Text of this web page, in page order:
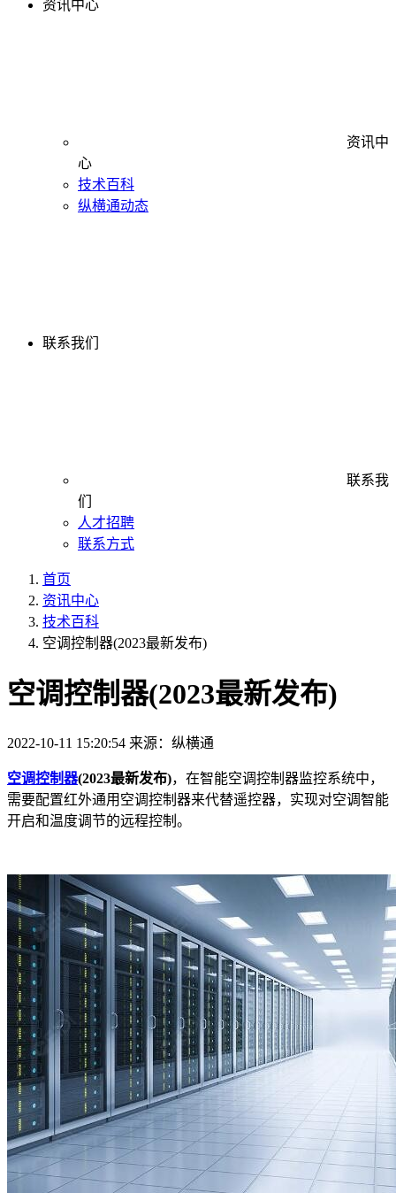
资讯中心
资讯中
心
技术百科
纵横通动态
联系我们
联系我
们
人才招聘
联系方式
首页
资讯中心
技术百科
空调控制器(2023最新发布)
空调控制器(2023最新发布)
2022-10-11 15:20:54 来源：纵横通
空调控制器(2023最新发布)，在智能空调控制器监控系统中，
需要配置红外通用空调控制器来代替遥控器，实现对空调智能
开启和温度调节的远程控制。